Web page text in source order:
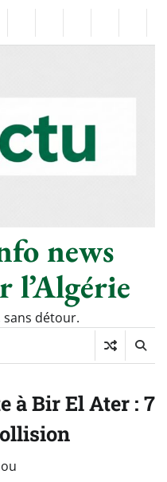
SociétéCultureMondeÉconomie
Tech
news
l’Algérie
sans détour.
à Bir El Ater : 7